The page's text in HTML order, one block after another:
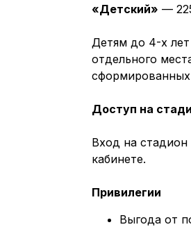
«Детский» —
Детям до 4-х лет
отдельного
сформированных
Доступ на
Вход на
кабинете.
Привилегии
Выгода от